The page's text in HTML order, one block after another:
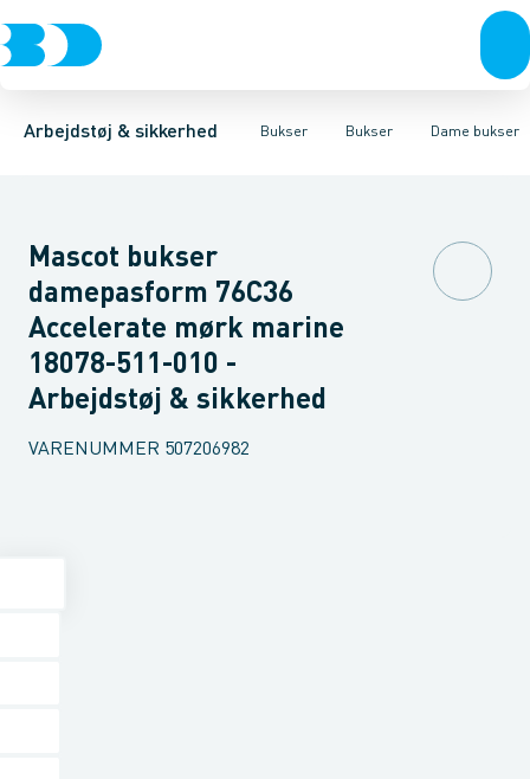
Arbejdstøj & sikkerhed Bukser
Trøjer & t-shirtsBukser Overtøj & huer Undertøj & sokkerSko
Bukser
BukserKnickers & Shorts OverallsKedeldragter Knæskånere
Dame bukser
Bukser med hængelommer Bukser med lårlommer
Mascot bukser
damepasform 76C36
Accelerate mørk marine
18078-511-010 -
Arbejdstøj & sikkerhed
VARENUMMER 507206982